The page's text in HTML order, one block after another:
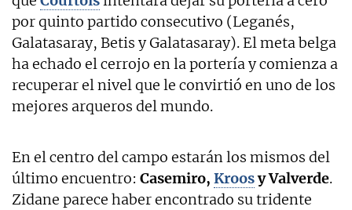
por quinto partido consecutivo (Leganés,
Galatasaray, Betis y Galatasaray). El meta belga
ha echado el cerrojo en la portería y comienza a
recuperar el nivel que le convirtió en uno de los
mejores arqueros del mundo.
En el centro del campo estarán los mismos del
último encuentro: Casemiro, Kroosy Valverde.
Zidane parece haber encontrado su tridente